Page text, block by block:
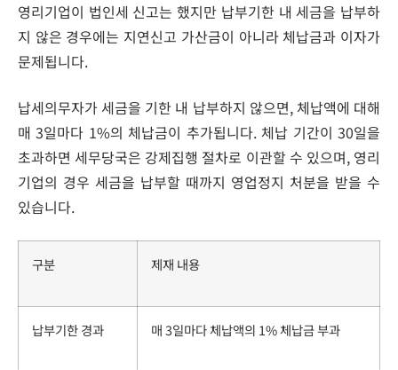
영리기업이 법인세 신고는 했지만 납부기한 내 세금을 납부하
지 않은 경우에는 지연신고 가산금이 아니라 체납금과 이자가
문제됩니다.
납세의무자가 세금을 기한 내 납부하지 않으면, 체납액에 대해
매 3일마다 1%의 체납금이 추가됩니다. 체납 기간이 30일을
초과하면 세무당국은 강제집행 절차로 이관할 수 있으며, 영리
기업의 경우 세금을 납부할 때까지 영업정지 처분을 받을 수
있습니다.
구분 제재 내용
납부기한 경과 매 3일마다 체납액의 1% 체납금 부과